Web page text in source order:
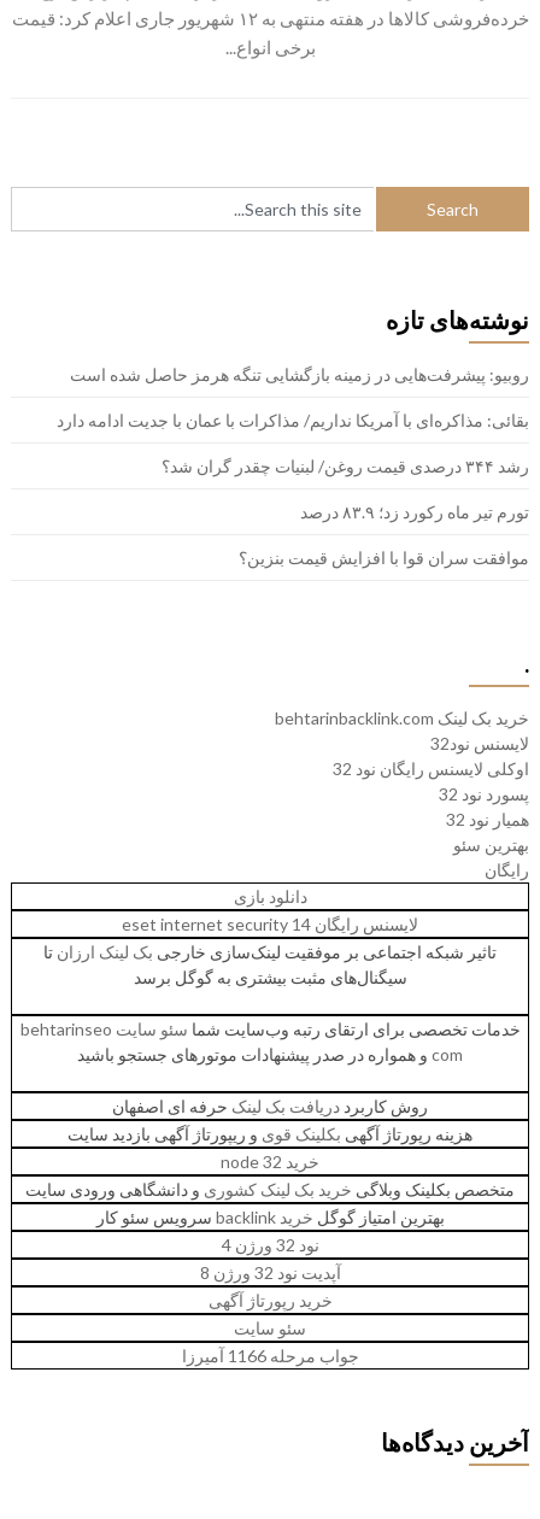
خرده‌فروشی کالاها در هفته منتهی به ۱۲ شهریور جاری اعلام کرد: قیمت
برخی انواع...
نوشته‌های تازه
روبیو: پیشرفت‌هایی در زمینه بازگشایی تنگه هرمز حاصل شده است
بقائی: مذاکره‌ای با آمریکا نداریم/ مذاکرات با عمان با جدیت ادامه دارد
رشد ۳۴۴ درصدی قیمت روغن/ لبنیات چقدر گران شد؟
تورم تیر ماه رکورد زد؛ ۸۳.۹ درصد
موافقت سران قوا با افزایش قیمت بنزین؟
.
خرید بک لینک behtarinbacklink.com
لایسنس نود32
اوکلی لایسنس رایگان نود 32
پسورد نود 32
همیار نود 32
بهترین سئو
رایگان
دانلود بازی
لایسنس رایگان eset internet security 14
تاثیر شبکه اجتماعی بر موفقیت لینک‌سازی خارجی بک لینک ارزان تا
سیگنال‌های مثبت بیشتری به گوگل برسد
خدمات تخصصی برای ارتقای رتبه وب‌سایت شما
سئو سایت behtarinseo
com و همواره در صدر پیشنهادات موتورهای جستجو باشید
روش کاربرد دریافت بک لینک حرفه ای اصفهان
هزینه رپورتاژ آگهی بکلینک قوی و ریپورتاژ آگهی بازدید سایت
خرید node 32
متخصص بکلینک وبلاگی خرید بک لینک کشوری و دانشگاهی ورودی سایت
بهترین امتیاز گوگل خرید backlink
سرویس سئو کار
نود 32 ورژن 4
آپدیت نود 32 ورژن 8
خرید رپورتاژ آگهی
سئو سایت
جواب مرحله 1166 آمیرزا
آخرین دیدگاه‌ها